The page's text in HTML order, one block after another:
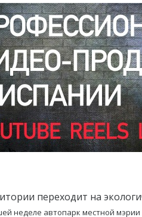
переходит на
неделе автопарк местной